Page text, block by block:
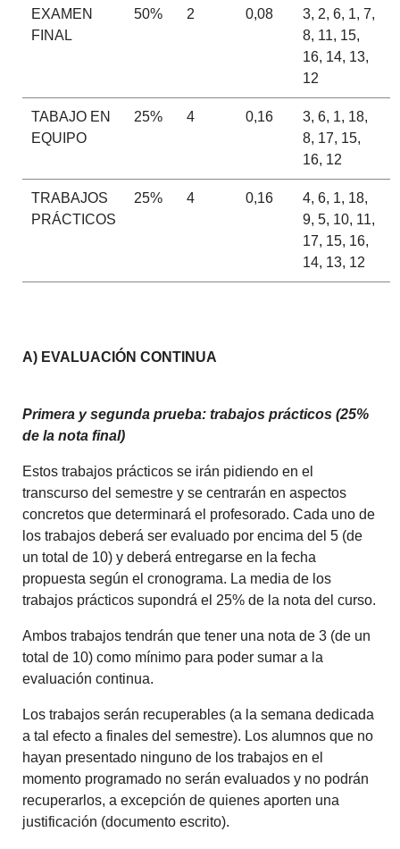
EXAMEN
FINAL
50% 2 0,08
3, 2, 6, 1, 7,
8, 11, 15,
16, 14, 13,
12
TABAJO EN
EQUIPO
25% 4 0,16
3, 6, 1, 18,
8, 17, 15,
16, 12
TRABAJOS
PRÁCTICOS
25% 4 0,16
4, 6, 1, 18,
9, 5, 10, 11,
17, 15, 16,
14, 13, 12
A) EVALUACIÓN CONTINUA
Primera y segunda prueba: trabajos prácticos (25%
de la nota final)
Estos trabajos prácticos se irán pidiendo en el
transcurso del semestre y se centrarán en aspectos
concretos que determinará el profesorado. Cada uno de
los trabajos deberá ser evaluado por encima del 5 (de
un total de 10) y deberá entregarse en la fecha
propuesta según el cronograma. La media de los
trabajos prácticos supondrá el 25% de la nota del curso.
Ambos trabajos tendrán que tener una nota de 3 (de un
total de 10) como mínimo para poder sumar a la
evaluación continua.
Los trabajos serán recuperables (a la semana dedicada
a tal efecto a finales del semestre). Los alumnos que no
hayan presentado ninguno de los trabajos en el
momento programado no serán evaluados y no podrán
recuperarlos, a excepción de quienes aporten una
justificación (documento escrito).